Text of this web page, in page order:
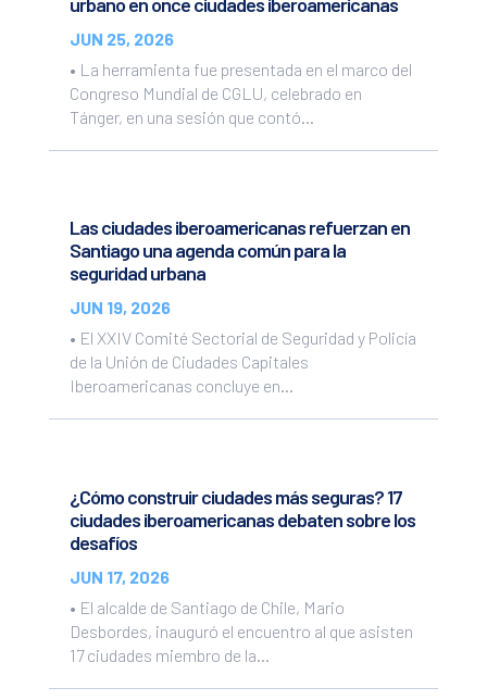
JUN 25, 2026
• La herramienta fue presentada en el marco del
Congreso Mundial de CGLU, celebrado en
Tánger, en una sesión que contó...
Las ciudades iberoamericanas refuerzan en
Santiago una agenda común para la
seguridad urbana
JUN 19, 2026
• El XXIV Comité Sectorial de Seguridad y Policía
de la Unión de Ciudades Capitales
Iberoamericanas concluye en...
¿Cómo construir ciudades más seguras? 17
ciudades iberoamericanas debaten sobre los
desafíos
JUN 17, 2026
• El alcalde de Santiago de Chile, Mario
Desbordes, inauguró el encuentro al que asisten
17 ciudades miembro de la...